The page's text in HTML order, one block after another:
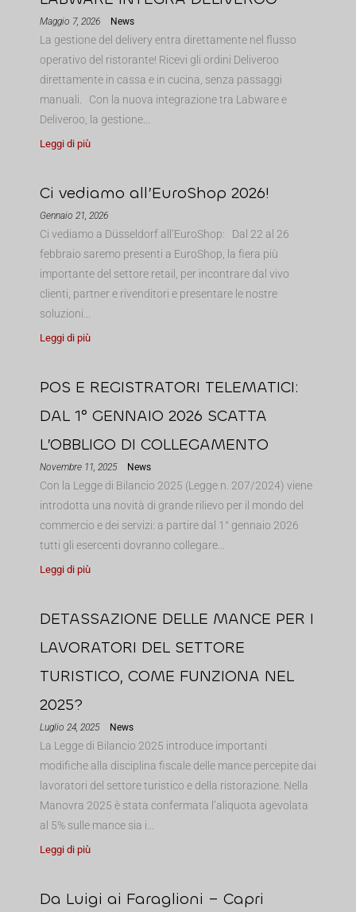
Maggio 7, 2026 News
La gestione del delivery entra direttamente nel flusso
operativo del ristorante! Ricevi gli ordini Deliveroo
direttamente in cassa e in cucina, senza passaggi
manuali. Con la nuova integrazione tra Labware e
Deliveroo, la gestione...
Leggi di più
Ci vediamo all’EuroShop 2026!
Gennaio 21, 2026
Ci vediamo a Düsseldorf all’EuroShop: Dal 22 al 26
febbraio saremo presenti a EuroShop, la fiera più
importante del settore retail, per incontrare dal vivo
clienti, partner e rivenditori e presentare le nostre
soluzioni...
Leggi di più
POS E REGISTRATORI TELEMATICI:
DAL 1° GENNAIO 2026 SCATTA
L’OBBLIGO DI COLLEGAMENTO
Novembre 11, 2025 News
Con la Legge di Bilancio 2025 (Legge n. 207/2024) viene
introdotta una novità di grande rilievo per il mondo del
commercio e dei servizi: a partire dal 1° gennaio 2026
tutti gli esercenti dovranno collegare...
Leggi di più
DETASSAZIONE DELLE MANCE PER I
LAVORATORI DEL SETTORE
TURISTICO, COME FUNZIONA NEL
2025?
Luglio 24, 2025 News
La Legge di Bilancio 2025 introduce importanti
modifiche alla disciplina fiscale delle mance percepite dai
lavoratori del settore turistico e della ristorazione. Nella
Manovra 2025 è stata confermata l’aliquota agevolata
al 5% sulle mance sia i...
Leggi di più
Da Luigi ai Faraglioni – Capri